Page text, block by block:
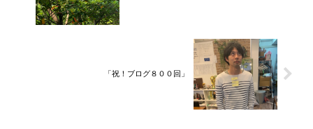
「祝！ブログ８００回」